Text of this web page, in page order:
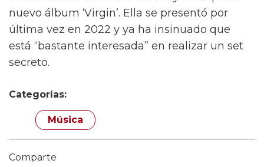
Glastonbury.
Igualmente, se rumorea que Pulp también
podría estar programado para un set secreto,
Glasto y recién salido del lanzamiento de
‘More’, su primer álbum en 24 años.
Mientras tanto, también hay rumores sobre
Lorde realizando un show secreto en el